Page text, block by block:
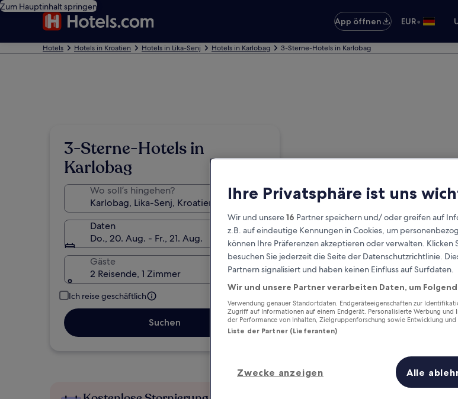
Zum Hauptinhalt springen
App öffnen
EUR•
Hotels Hotels in Kroatien Hotels in Lika-Senj Hotels in Karlobag 3-Sterne-Hotels in Karlobag
3-Sterne-Hotels in
Karlobag
Wo soll’s hingehen?
Daten
Do., 20. Aug. - Fr., 21. Aug.
Gäste
2 Reisende, 1 Zimmer
Ich reise geschäftlich
Suchen
Ihre Privatsphäre ist uns
Wir und unsere16 Partner speichern und/ oder greifen auf
z.B. auf eindeutige Kennungen in Cookies, um
können Ihre Präferenzen akzeptieren oder verwalten. Klicken
besuchen Sie jederzeit die Seite der Datenschutzrichtlinie.
Partnern signalisiert und haben keinen Einfluss auf Surfdaten.
Wir und unsere Partner verarbeiten Daten, um
Verwendung genauer Standortdaten. Endgeräteeigenschaften zur
Zugriff auf Informationen auf einem Endgerät. Personalisierte Werbung und
der Performance von Inhalten, Zielgruppenforschung sowie Entwicklung und
Liste der Partner (Lieferanten)
Zwecke anzeigen Alle